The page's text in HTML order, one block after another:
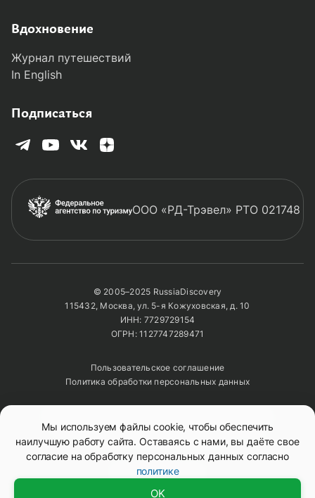
Вдохновение
Журнал путешествий
In English
Подписаться
ООО «РД-Трэвел» РТО 021748
© 2005–2025 RussiaDiscovery
115432, Москва, ул. 5-я Кожуховская, д. 10
ИНН: 7729729154
ОГРН: 1127747289471
Пользовательское соглашение
Политика обработки персональных данных
текстов возможно только с указанием активной
ссылки на сайтRussiaDiscovery
Mono&Background
Мы используем файлы cookie, чтобы обеспечить
наилучшую работу сайта. Оставаясь с нами, вы даёте свое
согласие на обработку персональных данных согласно
политике
OK